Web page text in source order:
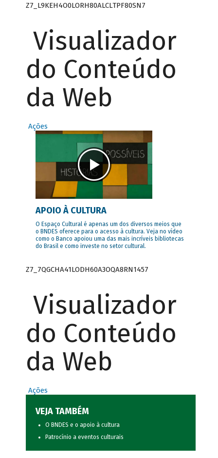
Z7_L9KEH4O0LORH80ALCLTPF80SN7
Visualizador
do Conteúdo
da Web
Ações
APOIO À CULTURA
O Espaço Cultural é apenas um dos diversos meios que
o BNDES oferece para o acesso à cultura. Veja no vídeo
como o Banco apoiou uma das mais incríveis bibliotecas
do Brasil e como investe no setor cultural.
Z7_7QGCHA41LODH60A3OQA8RN1457
Visualizador
do Conteúdo
da Web
Ações
VEJA TAMBÉM
O BNDES e o apoio à cultura
Patrocínio a eventos culturais